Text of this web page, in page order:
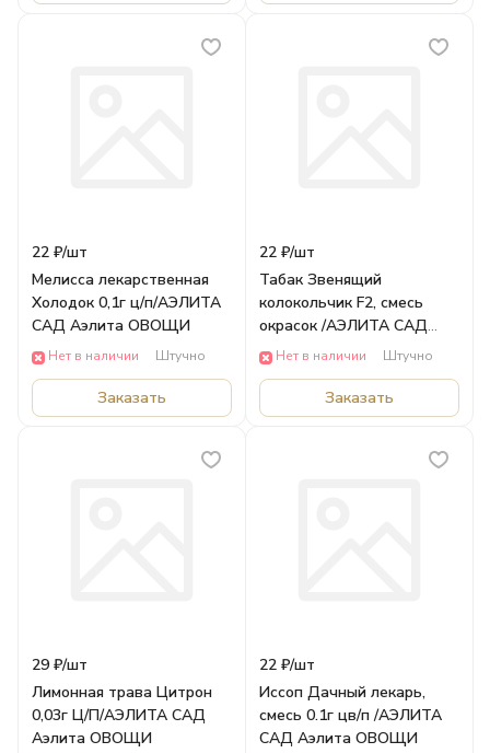
22 ₽/шт
Мелисса лекарственная
Холодок 0,1г ц/п/АЭЛИТА
САД Аэлита ОВОЩИ
Нет в наличии Штучно
Заказать
22 ₽/шт
Табак Звенящий
колокольчик F2, смесь
окрасок /АЭЛИТА САД
Аэлита ЦВЕТЫ
Нет в наличии Штучно
Заказать
29 ₽/шт
Лимонная трава Цитрон
0,03г Ц/П/АЭЛИТА САД
Аэлита ОВОЩИ
22 ₽/шт
Иссоп Дачный лекарь,
смесь 0.1г цв/п /АЭЛИТА
САД Аэлита ОВОЩИ